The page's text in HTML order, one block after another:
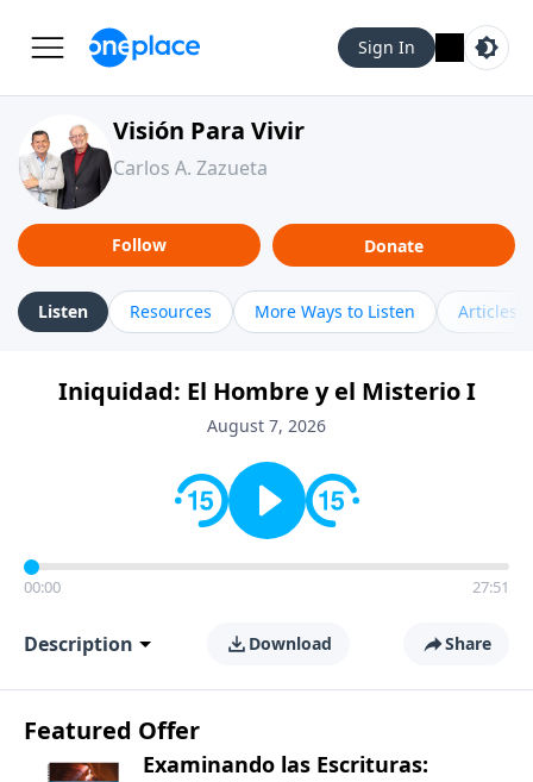
Sign In
Visión Para Vivir
Carlos A. Zazueta
Follow Donate
Listen Resources More Ways to Listen Articles
Iniquidad: El Hombre y el Misterio I
August 7, 2026
00:00 27:51
Description Download Share
Featured Offer
Examinando las Escrituras: